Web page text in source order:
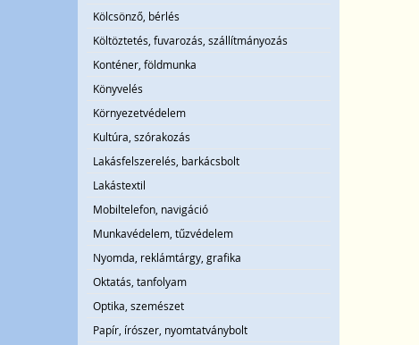
Kölcsönző, bérlés
Költöztetés, fuvarozás, szállítmányozás
Konténer, földmunka
Könyvelés
Környezetvédelem
Kultúra, szórakozás
Lakásfelszerelés, barkácsbolt
Lakástextil
Mobiltelefon, navigáció
Munkavédelem, tűzvédelem
Nyomda, reklámtárgy, grafika
Oktatás, tanfolyam
Optika, szemészet
Papír, írószer, nyomtatványbolt